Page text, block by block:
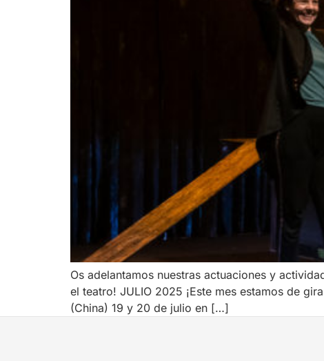
Os adelantamos nuestras actuaciones y
el teatro! JULIO 2025 ¡Este mes estamos de
(China) 19 y 20 de julio en […]